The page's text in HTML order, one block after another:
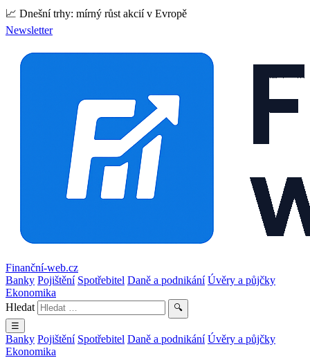
📈 Dnešní trhy: mírný růst akcií v Evropě
Newsletter
Finanční-web.cz
Banky Pojištění Spotřebitel Daně a podnikání Úvěry a půjčky
Ekonomika
Hledat
🔍
☰
Banky Pojištění Spotřebitel Daně a podnikání Úvěry a půjčky
Ekonomika